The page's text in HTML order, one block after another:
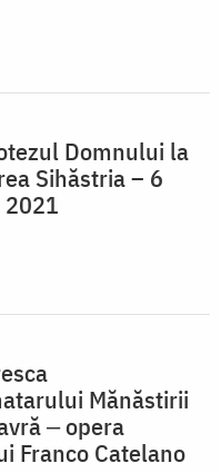
Domnului la
Sihăstria – 6
Mănăstirii
‒ opera
Franco Catelano